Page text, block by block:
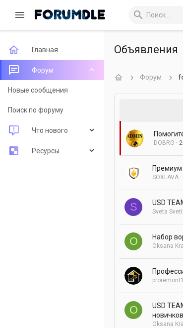
Главная
Форум
Новые сообщения
Поиск по форуму
Что нового
Новые сообщения
Ресурсы
Объявления
Форум
DOBRO
Премиум
SOXLAVA
S USD
Sveta
O Набор
Oksana
O
USD
Oksana